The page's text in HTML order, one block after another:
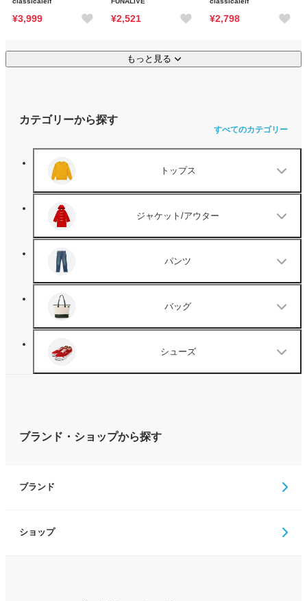
¥3,999 ¥2,521 ¥2,798
もっと見る
カテゴリーから探す
すべてのカテゴリー
トップス
ジャケット/アウター
パンツ
バッグ
シューズ
ブランド・ショップから探す
ブランド
ショップ